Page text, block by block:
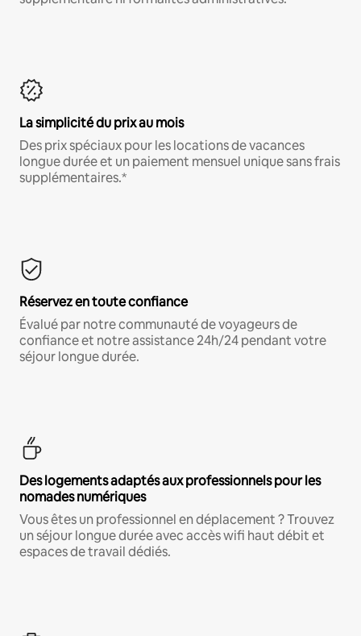
La simplicité du prix au mois
Des prix spéciaux pour les locations de vacances
longue durée et un paiement mensuel unique sans frais
supplémentaires.*
Réservez en toute confiance
Évalué par notre communauté de voyageurs de
confiance et notre assistance 24h/24 pendant votre
séjour longue durée.
Des logements adaptés aux professionnels pour les
nomades numériques
Vous êtes un professionnel en déplacement ? Trouvez
un séjour longue durée avec accès wifi haut débit et
espaces de travail dédiés.